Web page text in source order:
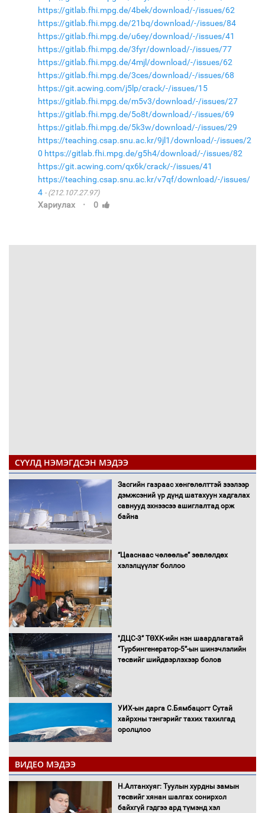
https://gitlab.fhi.mpg.de/4bek/download/-/issues/62
https://gitlab.fhi.mpg.de/21bq/download/-/issues/84
https://gitlab.fhi.mpg.de/u6ey/download/-/issues/41
https://gitlab.fhi.mpg.de/3fyr/download/-/issues/77
https://gitlab.fhi.mpg.de/4mjl/download/-/issues/62
https://gitlab.fhi.mpg.de/3ces/download/-/issues/68
https://git.acwing.com/j5lp/crack/-/issues/15
https://gitlab.fhi.mpg.de/m5v3/download/-/issues/27
https://gitlab.fhi.mpg.de/5o8t/download/-/issues/69
https://gitlab.fhi.mpg.de/5k3w/download/-/issues/29
https://teaching.csap.snu.ac.kr/9jl1/download/-/issues/2
0 https://gitlab.fhi.mpg.de/g5h4/download/-/issues/82
https://git.acwing.com/qx6k/crack/-/issues/41
https://teaching.csap.snu.ac.kr/v7qf/download/-/issues/
4
(212.107.27.97)
Хариулах · 0
СҮҮЛД НЭМЭГДСЭН МЭДЭЭ
Засгийн газраас хөнгөлөлттэй зээлээр
дэмжсэний үр дүнд шатахуун хадгалах
савнууд эхнээсээ ашиглалтад орж
байна
“Цааснаас чөлөөлье” зөвлөлдөх
хэлэлцүүлэг боллоо
"ДЦС-3” ТӨХК-ийн нэн шаардлагатай
“Турбингенератор-5”-ын шинэчлэлийн
төсвийг шийдвэрлэхээр болов
УИХ-ын дарга С.Бямбацогт Сутай
хайрхны тэнгэрийг тахих тахилгад
оролцлоо
С.Амарсайхан: Иргэдийг хохироосон
ААН-ийн нуугтмал хөрөнгийг
битүүмжлэнэ
ВИДЕО МЭДЭЭ
Н.Алтанхуяг: Туулын хурдны замын
төсвийг хянан шалгах сонирхол
байхгүй гэдгээ ард түмэнд хэл